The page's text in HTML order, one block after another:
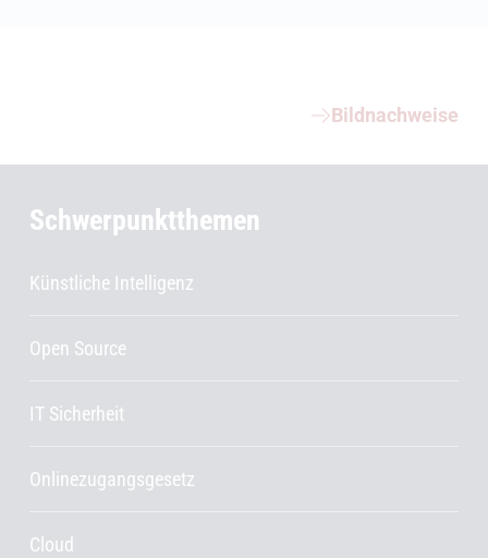
Bildnachweise
Schwerpunktthemen
Künstliche Intelligenz
Open Source
IT Sicherheit
Onlinezugangsgesetz
Cloud